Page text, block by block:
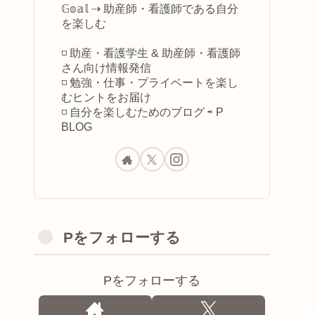
𝔾𝕠𝕒𝕝 ⇢ 助産師・看護師である自分
を楽しむ
◽️ 助産・看護学生 & 助産師・看護師
さん向け情報発信
◽️ 勉強・仕事・プライベートを楽し
むヒントをお届け
◽️ 自分を楽しむためのブログ ⇨ P
BLOG
Pをフォローする
Pをフォローする